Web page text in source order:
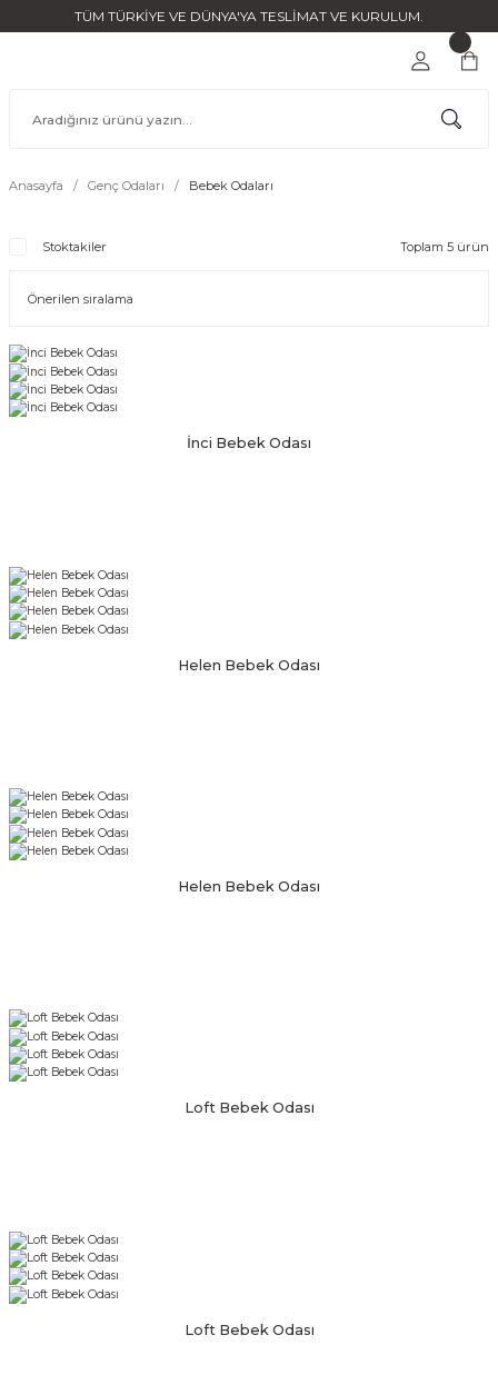
TÜM TÜRKİYE VE DÜNYA'YA TESLİMAT VE KURULUM.
Anasayfa Genç Odaları Bebek Odaları
Stoktakiler Toplam 5 ürün
İnci Bebek Odası
Helen Bebek Odası
Helen Bebek Odası
Loft Bebek Odası
Loft Bebek Odası